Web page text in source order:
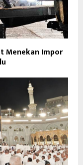
Menekan Impor